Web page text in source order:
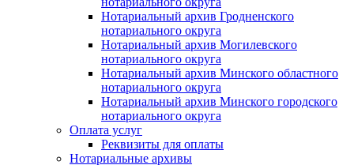
Нотариальный архив Гродненского
нотариального округа
Нотариальный архив Могилевского
нотариального округа
Нотариальный архив Минского областного
нотариального округа
Нотариальный архив Минского городского
нотариального округа
Оплата услуг
Реквизиты для оплаты
Нотариальные архивы